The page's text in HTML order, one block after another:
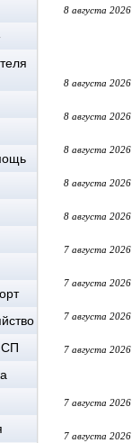
8 августа 2026
8 августа 2026
8 августа 2026
8 августа 2026
8 августа 2026
8 августа 2026
7 августа 2026
7 августа 2026
7 августа 2026
7 августа 2026
7 августа 2026
7 августа 2026